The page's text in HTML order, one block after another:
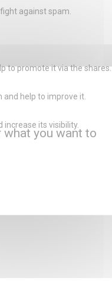
against spam.
to promote it via the shares.
help to improve it.
increase its visibility.
you want to